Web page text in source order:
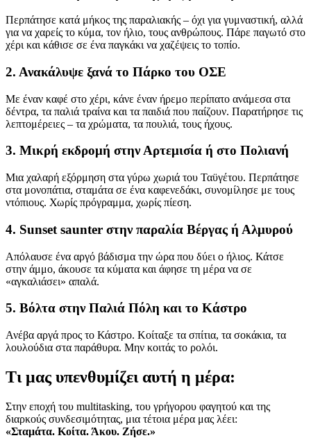
Περπάτησε κατά μήκος της παραλιακής – όχι για γυμναστική, αλλά
για να χαρείς το κύμα, τον ήλιο, τους ανθρώπους. Πάρε παγωτό στο
χέρι και κάθισε σε ένα παγκάκι να χαζέψεις το τοπίο.
2. Ανακάλυψε ξανά το Πάρκο του ΟΣΕ
Με έναν καφέ στο χέρι, κάνε έναν ήρεμο περίπατο ανάμεσα στα
δέντρα, τα παλιά τραίνα και τα παιδιά που παίζουν. Παρατήρησε τις
λεπτομέρειες – τα χρώματα, τα πουλιά, τους ήχους.
3. Μικρή εκδρομή στην Αρτεμισία ή στο Πολιανή
Μια χαλαρή εξόρμηση στα γύρω χωριά του Ταϋγέτου. Περπάτησε
στα μονοπάτια, σταμάτα σε ένα καφενεδάκι, συνομίλησε με τους
ντόπιους. Χωρίς πρόγραμμα, χωρίς πίεση.
4. Sunset saunter στην παραλία Βέργας ή Αλμυρού
Απόλαυσε ένα αργό βάδισμα την ώρα που δύει ο ήλιος. Κάτσε
στην άμμο, άκουσε τα κύματα και άφησε τη μέρα να σε
«αγκαλιάσει» απαλά.
5. Βόλτα στην Παλιά Πόλη και το Κάστρο
Ανέβα αργά προς το Κάστρο. Κοίταξε τα σπίτια, τα σοκάκια, τα
λουλούδια στα παράθυρα. Μην κοιτάς το ρολόι.
Τι μας υπενθυμίζει αυτή η μέρα:
Στην εποχή του multitasking, του γρήγορου φαγητού και της
διαρκούς συνδεσιμότητας, μια τέτοια μέρα μας λέει:
«Σταμάτα. Κοίτα. Άκου. Ζήσε.»